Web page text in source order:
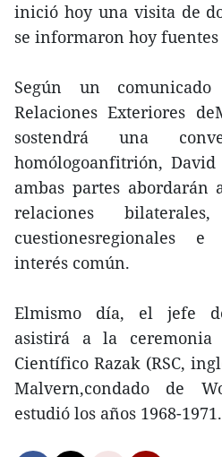
inició hoy una visita de
se informaron hoy
Según un
Relaciones Exteriores
sostendrá una
homólogoanfitrión,
ambas partes abordarán
relaciones
cuestionesregionales
interés común.
Elmismo día, el jefe
asistirá a la ceremonia
Científico Razak (RSC,
Malvern,condado de
estudió los años 1968-